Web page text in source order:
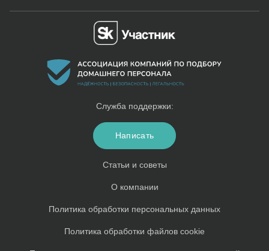
Статьи и советы
О компании
Политика обработки персональных данных
Политика обработки файлов cookie
Служба поддержки:
Написать